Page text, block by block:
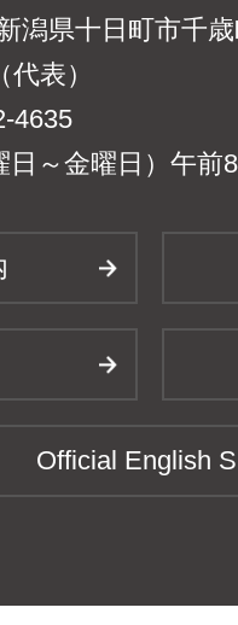
潟県十日町市千
表）
4635
日～金曜日）午前
Official English